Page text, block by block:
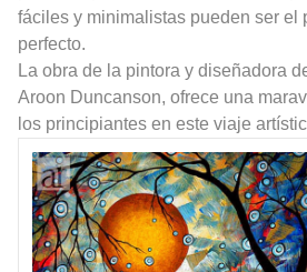
fáciles y minimalistas pueden ser el
perfecto.
La obra de la pintora y diseñadora
Aroon Duncanson, ofrece una
los principiantes en este viaje